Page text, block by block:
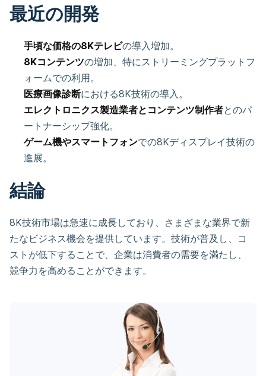
最近の開発
手頃な価格の8Kテレビの導入増加。
8Kコンテンツの増加、特にストリーミングプラットフ
ォームでの利用。
医療画像診断における8K技術の導入。
エレクトロニクス製造業者とコンテンツ制作者とのパ
ートナーシップ強化。
ゲーム機やスマートフォンでの8Kディスプレイ技術の
進展。
結論
8K技術市場は急速に成長しており、さまざまな業界で新
たなビジネス機会を提供しています。技術が普及し、コ
ストが低下することで、企業は消費者の需要を満たし、
競争力を高めることができます。